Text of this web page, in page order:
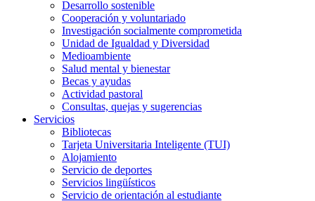
Desarrollo sostenible
Cooperación y voluntariado
Investigación socialmente comprometida
Unidad de Igualdad y Diversidad
Medioambiente
Salud mental y bienestar
Becas y ayudas
Actividad pastoral
Consultas, quejas y sugerencias
Servicios
Bibliotecas
Tarjeta Universitaria Inteligente (TUI)
Alojamiento
Servicio de deportes
Servicios lingüísticos
Servicio de orientación al estudiante